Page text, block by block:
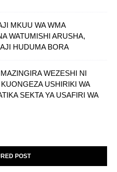
MKUU WA WMA
WATUMISHI ARUSHA,
HUDUMA BORA
WEZESHI NI
USHIRIKI WA
SEKTA YA USAFIRI WA
POST